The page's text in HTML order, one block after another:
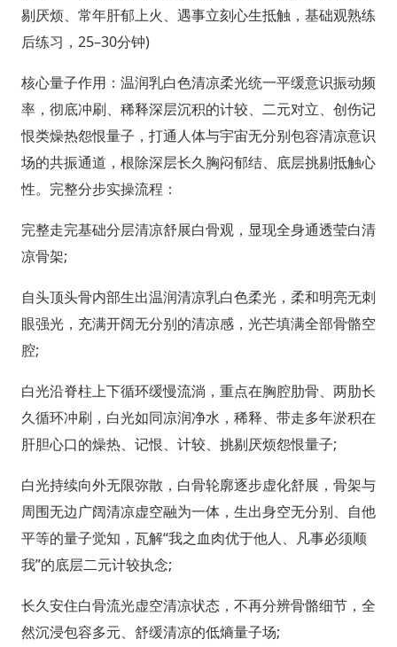
剔厌烦、常年肝郁上火、遇事立刻心生抵触，基础观熟练
后练习，25–30分钟)
核心量子作用：温润乳白色清凉柔光统一平缓意识振动频
率，彻底冲刷、稀释深层沉积的计较、二元对立、创伤记
恨类燥热怨恨量子，打通人体与宇宙无分别包容清凉意识
场的共振通道，根除深层长久胸闷郁结、底层挑剔抵触心
性。完整分步实操流程：
完整走完基础分层清凉舒展白骨观，显现全身通透莹白清
凉骨架;
自头顶头骨内部生出温润清凉乳白色柔光，柔和明亮无刺
眼强光，充满开阔无分别的清凉感，光芒填满全部骨骼空
腔;
白光沿脊柱上下循环缓慢流淌，重点在胸腔肋骨、两肋长
久循环冲刷，白光如同凉润净水，稀释、带走多年淤积在
肝胆心口的燥热、记恨、计较、挑剔厌烦怨恨量子;
白光持续向外无限弥散，白骨轮廓逐步虚化舒展，骨架与
周围无边广阔清凉虚空融为一体，生出身空无分别、自他
平等的量子觉知，瓦解“我之血肉优于他人、凡事必须顺
我”的底层二元计较执念;
长久安住白骨流光虚空清凉状态，不再分辨骨骼细节，全
然沉浸包容多元、舒缓清凉的低熵量子场;